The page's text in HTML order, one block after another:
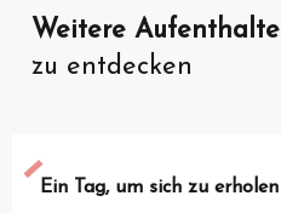
Weitere Aufenthalte
zu entdecken
Ein Tag, um sich zu erholen